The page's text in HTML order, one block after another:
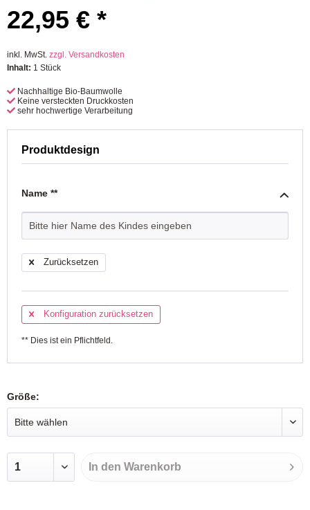
22,95 € *
inkl. MwSt. zzgl. Versandkosten
Inhalt: 1 Stück
Nachhaltige Bio-Baumwolle
Keine versteckten Druckkosten
sehr hochwertige Verarbeitung
Produktdesign
Name **
Zurücksetzen
Konfiguration zurücksetzen
** Dies ist ein Pflichtfeld.
Größe:
In den Warenkorb